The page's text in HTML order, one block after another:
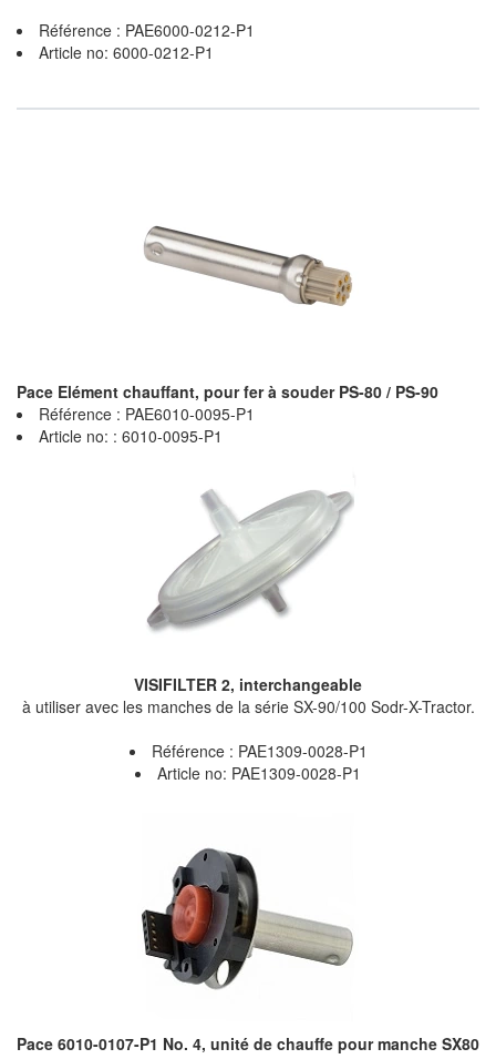
Référence : PAE6000-0212-P1
Article no: 6000-0212-P1
Pace Elément chauffant, pour fer à souder PS-80 / PS-90
Référence : PAE6010-0095-P1
Article no: : 6010-0095-P1
VISIFILTER 2, interchangeable
à utiliser avec les manches de la série SX-90/100 Sodr-X-Tractor.
Référence : PAE1309-0028-P1
Article no: PAE1309-0028-P1
Pace 6010-0107-P1 No. 4, unité de chauffe pour manche SX80